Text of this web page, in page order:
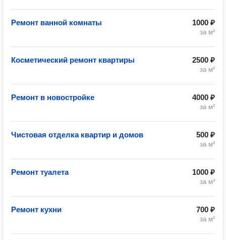
1000 ₽
за м²
Ремонт ванной комнаты
2500 ₽
за м²
Косметический ремонт квартиры
4000 ₽
за м²
Ремонт в новостройке
500 ₽
за м²
Чистовая отделка квартир и домов
1000 ₽
за м²
Ремонт туалета
700 ₽
за м²
Ремонт кухни